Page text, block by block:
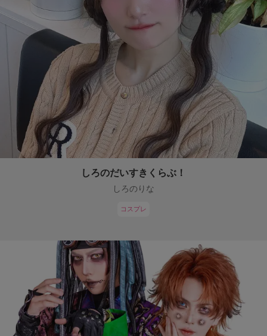
しろのだいすきくらぶ！
しろのりな
コスプレ